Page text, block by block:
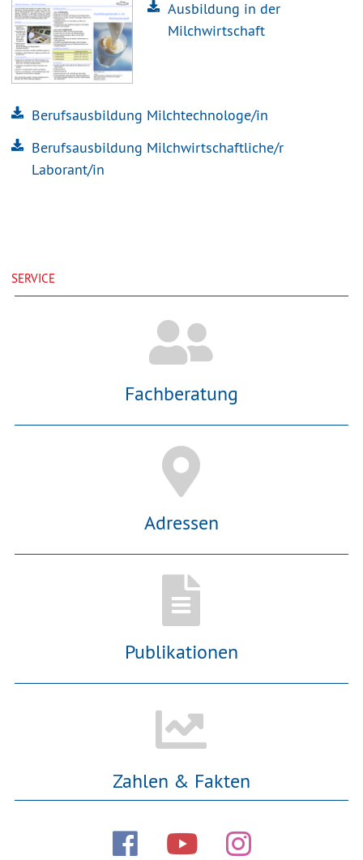
Ausbildung in der
Milchwirtschaft
Berufsausbildung Milchtechnologe/in
Berufsausbildung Milchwirtschaftliche/r
Laborant/in
SERVICE
Fachberatung
Adressen
Publikationen
Zahlen & Fakten